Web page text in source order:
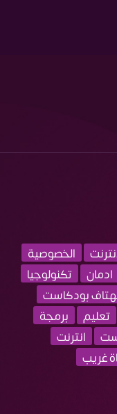
الخصوصية
ادمان
تكنولوجيا
بودكاست
تعليم
برمجة
انترنت
غريب